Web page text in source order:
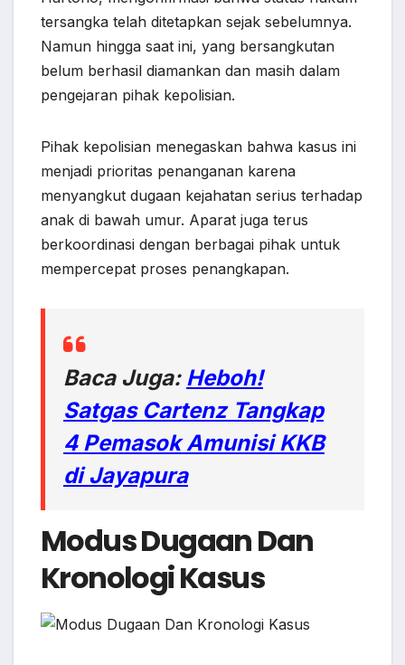
tersangka telah ditetapkan sejak sebelumnya.
Namun hingga saat ini, yang bersangkutan
belum berhasil diamankan dan masih dalam
pengejaran pihak kepolisian.
Pihak kepolisian menegaskan bahwa kasus ini
menjadi prioritas penanganan karena
menyangkut dugaan kejahatan serius terhadap
anak di bawah umur. Aparat juga terus
berkoordinasi dengan berbagai pihak untuk
mempercepat proses penangkapan.
Baca Juga: Heboh!
Satgas Cartenz Tangkap
4 Pemasok Amunisi KKB
di Jayapura
Modus Dugaan Dan
Kronologi Kasus